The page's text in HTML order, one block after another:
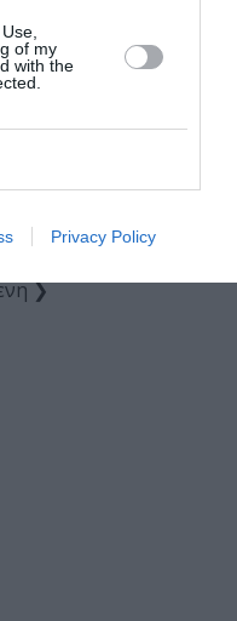
of my
with the
Privacy Policy
❯